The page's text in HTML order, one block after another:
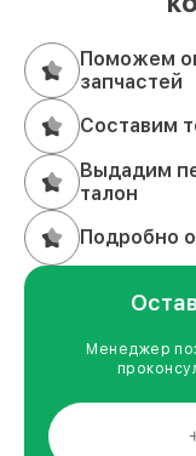
Поможем
запчастей
Составим
Выдадим
талон
Подробно
Менеджер